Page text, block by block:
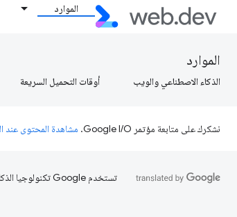
الموارد
الموارد
الذكاء الاصطناعي والويب أوقات التحميل السريعة
نشكرك على متابعة مؤتمر Google I/O. مشاهدة المحتوى عند
تستخدم Google تكنولوجيا الذكاء الاصطناعي لترجمة المحتوى إلى لغتك المفضّلة، وقد تتضمّن بعض الأخطاء.